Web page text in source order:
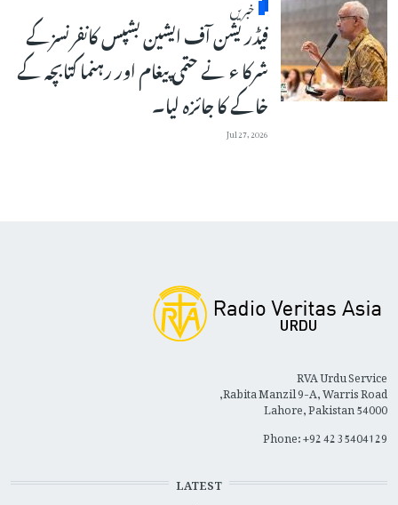
خبریں
فیڈریشن آف ایشین بشپس کانفرنسزکے
شرکا ء نے حتمی پیغام اور رہنما کتابچہ کے
خاکے کا جائزہ لیا۔
Jul 27, 2026
RVA Urdu Service
Rabita Manzil 9-A, Warris Road,
Lahore, Pakistan 54000
Phone: +92 42 35404129
LATEST